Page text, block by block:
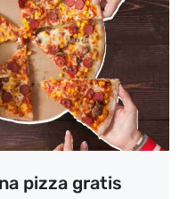
pizza gratis